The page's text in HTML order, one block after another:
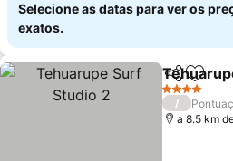
Selecione as datas para ver os
exatos.
Partilhar
4 Estrelas
/
a 8.5 km